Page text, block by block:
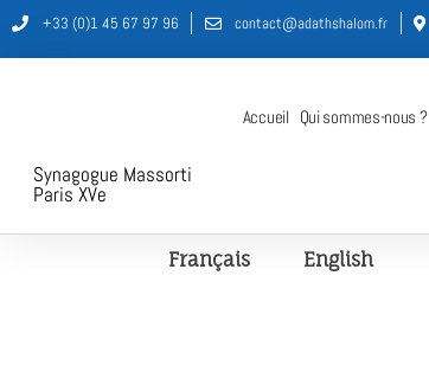
+33 (0)1 45 67 97 96 contact@adathshalom.fr
Synagogue Massorti
Paris XVe
Accueil Qui sommes-nous ?
Français English